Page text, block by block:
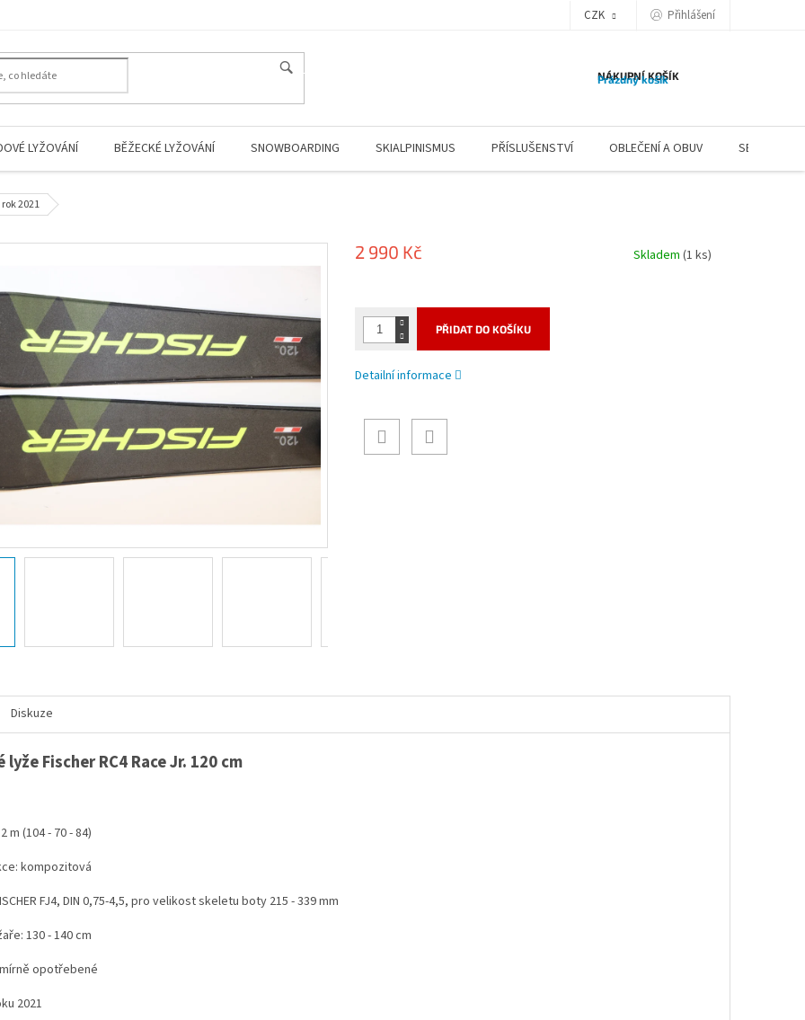
CZK Přihlášení
NÁKUPNÍ KOŠÍK
Prázdný košík
LYŽOVÁNÍ BĚŽECKÉ LYŽOVÁNÍ SNOWBOARDING SKIALPINISMUS PŘÍSLUŠENSTVÍ OBLEČENÍ A OBUV SERVIS
2021
2 990 Kč Skladem (1 ks)
PŘIDAT DO KOŠÍKU
Detailní informace
Diskuze
lyže Fischer RC4 Race Jr. 120 cm
m (104 - 70 - 84)
kompozitová
FJ4, DIN 0,75-4,5, pro velikost skeletu boty 215 - 339 mm
130 - 140 cm
opotřebené
2021